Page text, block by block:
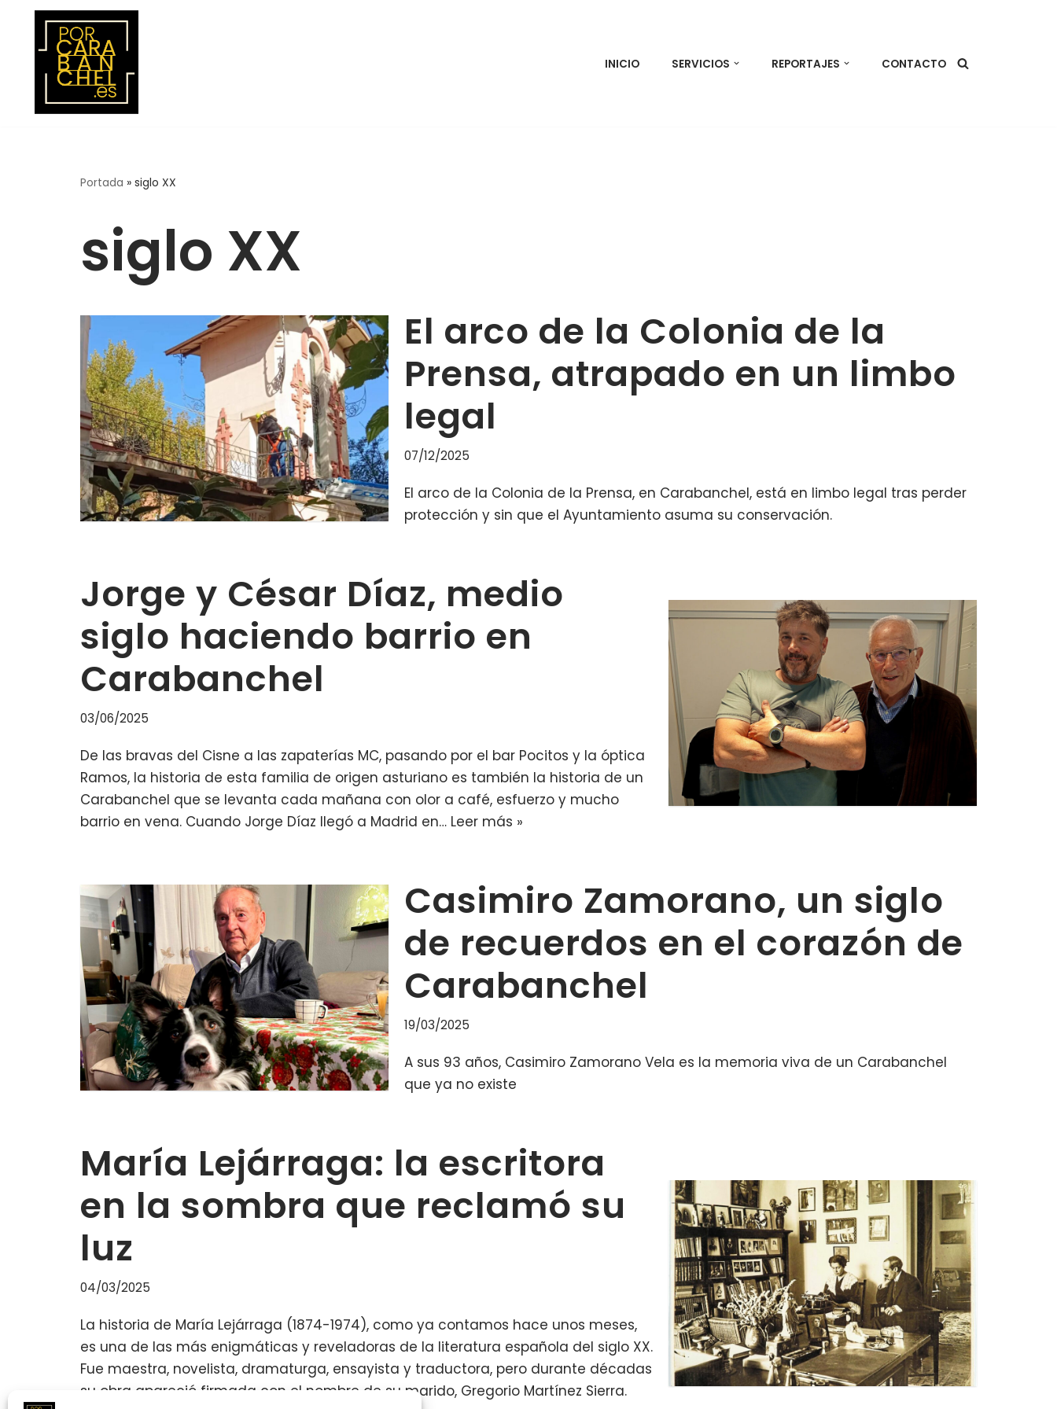
Saltar
contenido
INICIO SERVICIOS REPORTAJES CONTACTO
Portada » siglo XX
siglo XX
El arco de la Colonia de la
Prensa, atrapado en un limbo
legal
07/12/2025
El arco de la Colonia de la Prensa, en Carabanchel, está en limbo legal tras perder
protección y sin que el Ayuntamiento asuma su conservación.
Jorge y César Díaz, medio
siglo haciendo barrio en
Carabanchel
03/06/2025
De las bravas del Cisne a las zapaterías MC, pasando por el bar Pocitos y la óptica
Ramos, la historia de esta familia de origen asturiano es también la historia de un
Carabanchel que se levanta cada mañana con olor a café, esfuerzo y mucho
barrio en vena. Cuando Jorge Díaz llegó a Madrid en… Leer más »
Casimiro Zamorano, un siglo
de recuerdos en el corazón de
Carabanchel
19/03/2025
A sus 93 años, Casimiro Zamorano Vela es la memoria viva de un Carabanchel
que ya no existe
María Lejárraga: la escritora
en la sombra que reclamó su
luz
04/03/2025
La historia de María Lejárraga (1874-1974), como ya contamos hace unos meses,
es una de las más enigmáticas y reveladoras de la literatura española del siglo XX.
Fue maestra, novelista, dramaturga, ensayista y traductora, pero durante décadas
su obra apareció firmada con el nombre de su marido, Gregorio Martínez Sierra.